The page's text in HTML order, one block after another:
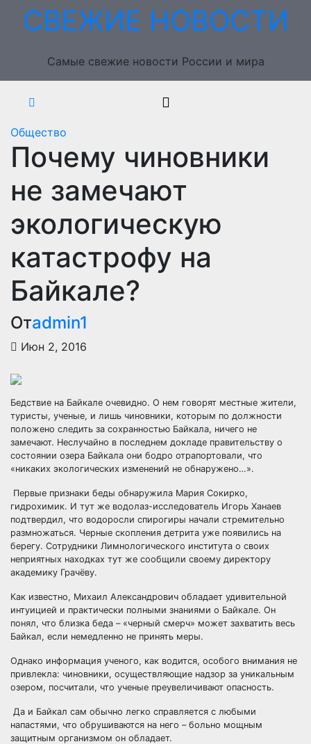
ПерейтиСВЕЖИЕ НОВОСТИ
Самые свежие новости России и мира
Общество
Почему чиновники
не замечают
экологическую
катастрофу на
Байкале?
Отadmin1
Июн 2, 2016
Бедствие на Байкале очевидно. О нем говорят местные жители,
туристы, ученые, и лишь чиновники, которым по должности
положено следить за сохранностью Байкала, ничего не
замечают. Неслучайно в последнем докладе правительству о
состоянии озера Байкала они бодро отрапортовали, что
«никаких экологических изменений не обнаружено…».
Первые признаки беды обнаружила Мария Сокирко,
гидрохимик. И тут же водолаз-исследователь Игорь Ханаев
подтвердил, что водоросли спирогиры начали стремительно
размножаться. Черные скопления детрита уже появились на
берегу. Сотрудники Лимнологического института о своих
неприятных находках тут же сообщили своему директору
академику Грачёву.
Как известно, Михаил Александрович обладает удивительной
интуицией и практически полными знаниями о Байкале. Он
понял, что близка беда – «черный смерч» может захватить весь
Байкал, если немедленно не принять меры.
Однако информация ученого, как водится, особого внимания не
привлекла: чиновники, осуществляющие надзор за уникальным
озером, посчитали, что ученые преувеличивают опасность.
Да и Байкал сам обычно легко справляется с любыми
напастями, что обрушиваются на него – больно мощным
защитным организмом он обладает.